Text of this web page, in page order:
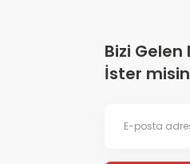
Bizi
İster